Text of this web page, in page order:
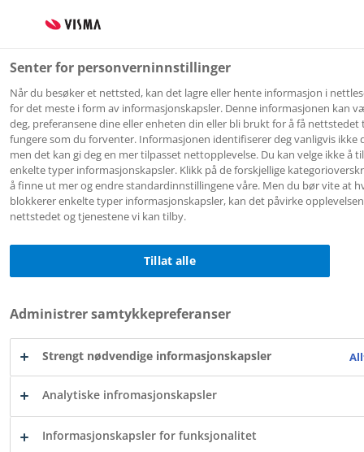
Flyt Skole
Surnadal
ID-porten
Senter for personverninnstillinger
Når du besøker et nettsted, kan det lagre eller hente informasjon i
for det meste i form av informasjonskapsler. Denne informasjonen kan
deg, preferansene dine eller enheten din eller bli brukt for å få nettstedet
fungere som du forventer. Informasjonen identifiserer deg vanligvis ikke
men det kan gi deg en mer tilpasset nettopplevelse. Du kan velge ikke å
enkelte typer informasjonskapsler. Klikk på de forskjellige
å finne ut mer og endre standardinnstillingene våre. Men du bør vite at
blokkerer enkelte typer informasjonskapsler, kan det påvirke
nettstedet og tjenestene vi kan tilby.
Tillat alle
Administrer samtykkepreferanser
Strengt nødvendige informasjonskapsler
Analytiske infromasjonskapsler
Informasjonskapsler for funksjonalitet